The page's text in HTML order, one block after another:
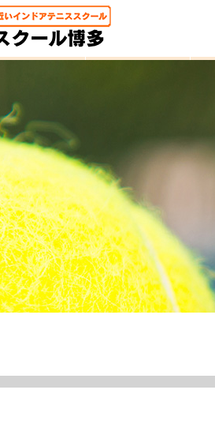
大人クラス 子どもクラス